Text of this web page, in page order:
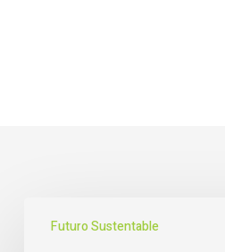
Futuro Sustentable
árboles,